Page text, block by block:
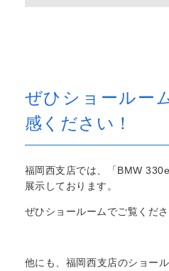
ぜひショールー
感ください！
福岡西支店では、「BMW
展示しております。
ぜひショールームでご覧くださ
他にも、福岡西支店のショー